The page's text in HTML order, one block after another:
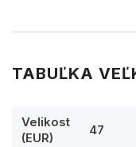
TABUĽKA
Velikost
(EUR)
47